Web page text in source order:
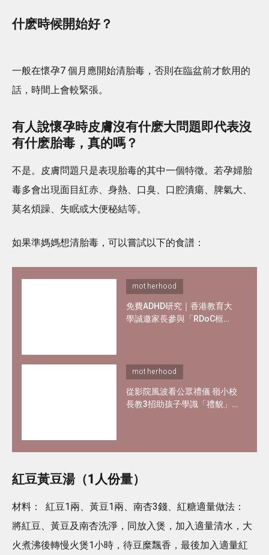
什麽時候開始好？
一般在懷孕7 個月應開始清胎毒，否則在臨盆前才飲用的
話，時間上會較緊張。
有人說懷孕時皮膚沒有什麽大問題即代表沒
有什麽胎毒，真的嗎？
不是。皮膚問題只是表現胎毒的其中一個特徵。若孕婦胎
毒多會出現面目紅赤、身熱、口臭、口腔潰瘍、脾氣大、
莫名煩躁、失眠或大便秘結等。
如果準媽媽想清胎毒，可以嘗試以下的食譜：
motherhood
免費ADHD研究｜香港教育大
學誠邀家長參與「RDoC框
motherhood
從影院風波看公眾禮儀 嶺小校
長教3招助孩子學識「禮貌」
紅豆黃豆湯（1人份量）
材料： 紅豆1兩、黃豆1兩、南杏3錢、紅糖適量做法：
將紅豆、黃豆及南杏洗淨，同放入煲，加入適量清水，大
火煮沸後轉慢火煲1小時，待豆糜飄香，最後加入適量紅